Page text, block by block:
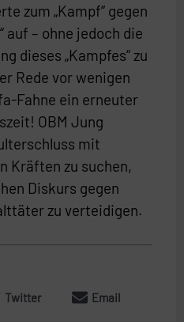
zum „Kampf“ gegen
auf – ohne jedoch die
dieses „Kampfes“ zu
Rede vor wenigen
Fahne ein erneuter
OBM Jung
mit
Kräften zu suchen,
Diskurs gegen
zu verteidigen.
Twitter Email